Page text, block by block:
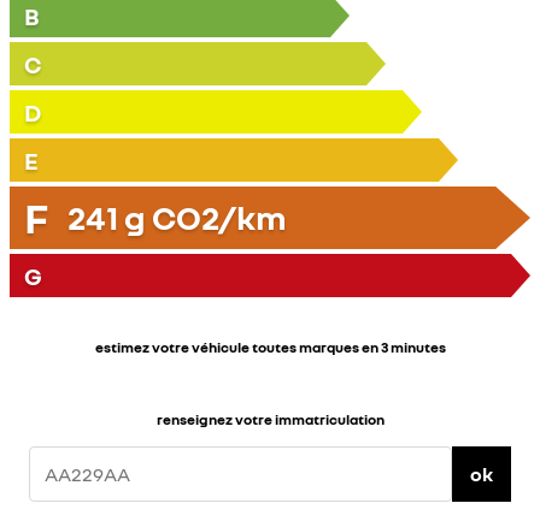
B
C
D
E
F 241 g CO2/km
G
estimez votre véhicule toutes marques en 3 minutes
renseignez votre immatriculation
ok